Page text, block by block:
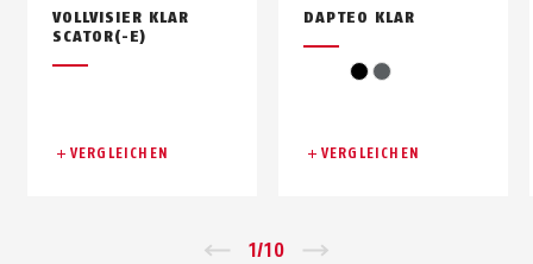
VOLLVISIER KLAR
SCATOR(-E)
VERGLEICHEN
DAPTEO KLAR
schwarz
grau
VERGLEICHEN
Zurück
1/10